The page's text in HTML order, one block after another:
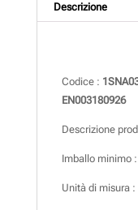
Descrizione
Codice :
EN003180926
Descrizione
Imballo minimo :
Unità di misura :